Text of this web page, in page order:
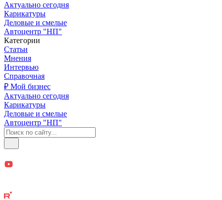
Актуально сегодня
Карикатуры
Деловые и смелые
Автоцентр "НП"
Категории
Статьи
Мнения
Интервью
Справочная
₽ Мой бизнес
Актуально сегодня
Карикатуры
Деловые и смелые
Автоцентр "НП"